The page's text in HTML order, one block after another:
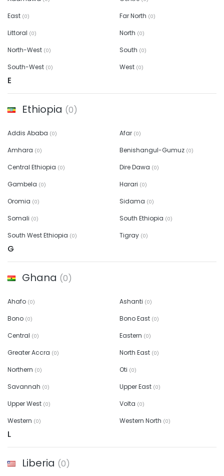
East (0) Far North (0)
Littoral (0) North (0)
North-West (0) South (0)
South-West (0) West (0)
E
Ethiopia (0)
Addis Ababa (0) Afar (0)
Amhara (0) Benishangul-Gumuz (0)
Central Ethiopia (0) Dire Dawa (0)
Gambela (0) Harari (0)
Oromia (0) Sidama (0)
Somali (0) South Ethiopia (0)
South West Ethiopia (0) Tigray (0)
G
Ghana (0)
Ahafo (0) Ashanti (0)
Bono (0) Bono East (0)
Central (0) Eastern (0)
Greater Accra (0) North East (0)
Northern (0) Oti (0)
Savannah (0) Upper East (0)
Upper West (0) Volta (0)
Western (0) Western North (0)
L
Liberia (0)